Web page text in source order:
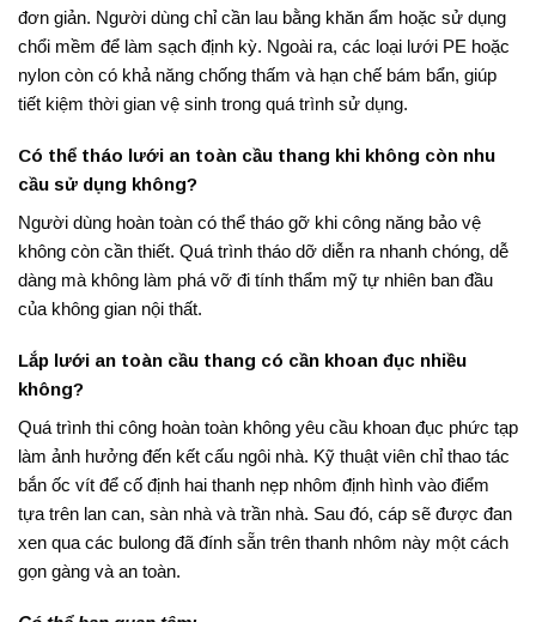
đơn giản. Người dùng chỉ cần lau bằng khăn ẩm hoặc sử dụng
chổi mềm để làm sạch định kỳ. Ngoài ra, các loại lưới PE hoặc
nylon còn có khả năng chống thấm và hạn chế bám bẩn, giúp
tiết kiệm thời gian vệ sinh trong quá trình sử dụng.
Có thể tháo lưới an toàn cầu thang khi không còn nhu
cầu sử dụng không?
Người dùng hoàn toàn có thể tháo gỡ khi công năng bảo vệ
không còn cần thiết. Quá trình tháo dỡ diễn ra nhanh chóng, dễ
dàng mà không làm phá vỡ đi tính thẩm mỹ tự nhiên ban đầu
của không gian nội thất.
Lắp lưới an toàn cầu thang có cần khoan đục nhiều
không?
Quá trình thi công hoàn toàn không yêu cầu khoan đục phức tạp
làm ảnh hưởng đến kết cấu ngôi nhà. Kỹ thuật viên chỉ thao tác
bắn ốc vít để cố định hai thanh nẹp nhôm định hình vào điểm
tựa trên lan can, sàn nhà và trần nhà. Sau đó, cáp sẽ được đan
xen qua các bulong đã đính sẵn trên thanh nhôm này một cách
gọn gàng và an toàn.